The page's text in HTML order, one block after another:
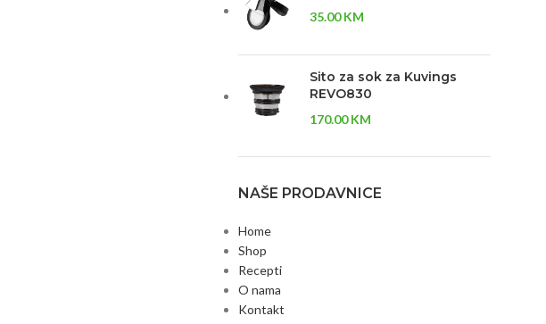
35.00KM
Sito za sok za Kuvings
REVO830
170.00KM
NAŠE PRODAVNICE
Home
Shop
Recepti
O nama
Kontakt